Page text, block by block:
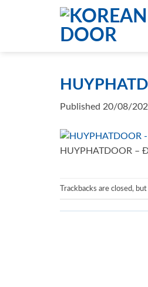
Published 20/08/
HUYPHATDOOR –
Trackbacks are closed,